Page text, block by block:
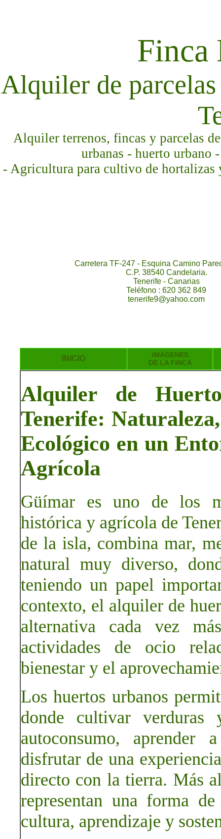
Finca
Alquiler de
Alquiler terrenos, fincas y parcelas
urbanas - huerto urbano
- Agricultura para cultivo de hortalizas
Carretera TF-247 - Esquina Camino
C.P. 38540 Candelaria.
Tenerife - Canarias
Teléfono : 620 362 849
tenerife9@yahoo.com
INICIO
IMÁGENES
DE LA FINCA
Alquiler de
Tenerife:
Ecológico en un
Agrícola
Güímar es uno de los
histórica y agrícola de
de la isla, combina mar,
natural muy diverso,
teniendo un papel
contexto, el alquiler de
alternativa cada vez
actividades de ocio
bienestar y el
Los huertos urbanos
donde cultivar verduras
autoconsumo,
disfrutar de una
directo con la tierra. Más
representan una forma
cultura, aprendizaje y